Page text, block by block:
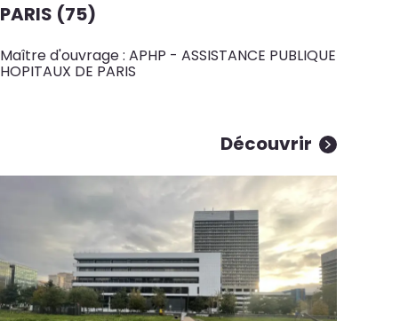
PARIS (75)
Maître d'ouvrage : APHP - ASSISTANCE PUBLIQUE
HOPITAUX DE PARIS
Découvrir